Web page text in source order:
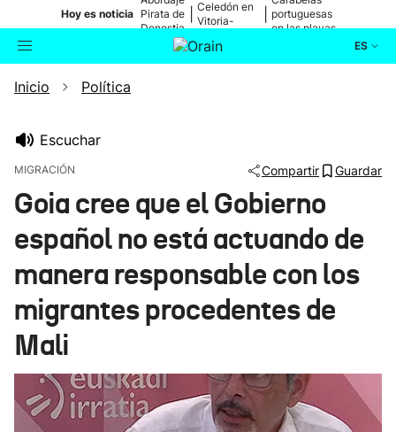
Hoy es noticia Pirata de
Donostia
Celedón en
Vitoria-
portuguesas
en las playas
ES
Buscador
Ikusmiran
Eguraldia
Inicio Política
Escuchar
MIGRACIÓN Compartir Guardar
Goia cree que el Gobierno
español no está actuando de
manera responsable con los
migrantes procedentes de
Mali